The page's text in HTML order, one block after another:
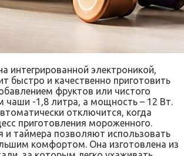
интегрированной электроникой,
быстро и качественно приготовить
фруктов или чистого
чаши -1,8 литра, а мощность – 12 Вт.
отключится, когда
приготовления мороженного.
и таймера позволяют использовать
комфортом. Она изготовлена из